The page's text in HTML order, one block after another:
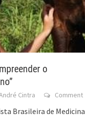
o
Cintra Comment
Brasileira de Medicina